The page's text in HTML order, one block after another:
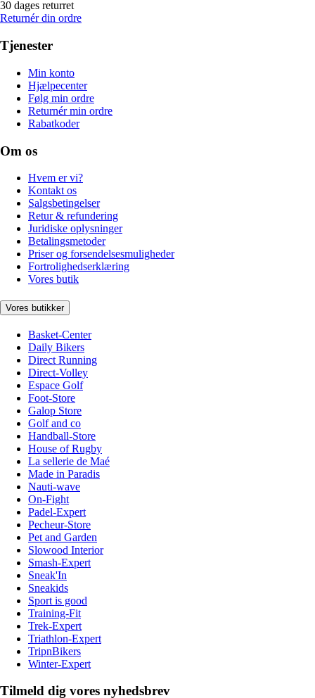
30 dages returret
Returnér din ordre
Tjenester
Min konto
Hjælpecenter
Følg min ordre
Returnér min ordre
Rabatkoder
Om os
Hvem er vi?
Kontakt os
Salgsbetingelser
Retur & refundering
Juridiske oplysninger
Betalingsmetoder
Priser og forsendelsesmuligheder
Fortrolighedserklæring
Vores butik
Vores butikker
Basket-Center
Daily Bikers
Direct Running
Direct-Volley
Espace Golf
Foot-Store
Galop Store
Golf and co
Handball-Store
House of Rugby
La sellerie de Maé
Made in Paradis
Nauti-wave
On-Fight
Padel-Expert
Pecheur-Store
Pet and Garden
Slowood Interior
Smash-Expert
Sneak'In
Sneakids
Sport is good
Training-Fit
Trek-Expert
Triathlon-Expert
TripnBikers
Winter-Expert
Tilmeld dig vores nyhedsbrev